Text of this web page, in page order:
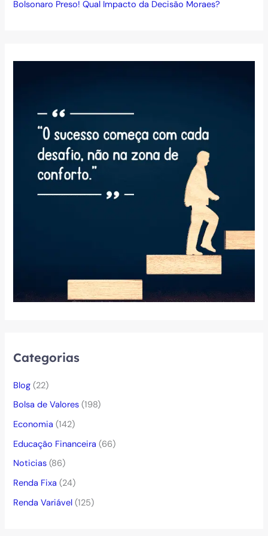
Bolsonaro Preso! Qual Impacto da Decisão Moraes?
Categorias
Blog (22)
Bolsa de Valores (198)
Economia (142)
Educação Financeira (66)
Noticias (86)
Renda Fixa (24)
Renda Variável (125)